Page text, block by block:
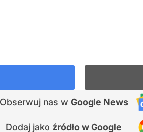
Obserwuj nas w Google News
Dodaj jako źródło w Google